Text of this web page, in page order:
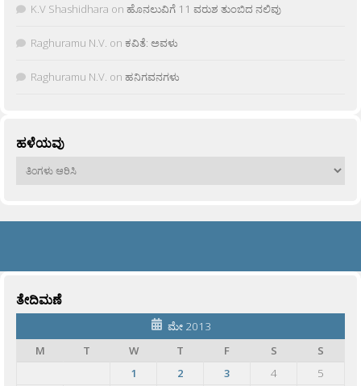
K.V Shashidhara on ಹೊನಲುವಿಗೆ 11 ವರುಶ ತುಂಬಿದ ನಲಿವು
Raghuramu N.V. on ಕವಿತೆ: ಅವಳು
Raghuramu N.V. on ಹನಿಗವನಗಳು
ಹಳೆಯವು
ಹಳೆಯವು
ತೇದಿಮಣೆ
ಮೇ 2013
M
T W T F S
S
1
2 3 4
5